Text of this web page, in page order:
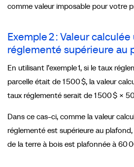
comme valeur imposable pour votre
Exemple 2 : Valeur
réglementé supérieure au
En utilisant l’exemple 1, si le taux
parcelle était de 1 500 $, la valeur
taux réglementé serait de 1 500 $ ×
Dans ce cas-ci, comme la valeur
réglementé est supérieure au
de la terre à bois est plafonnée à 60